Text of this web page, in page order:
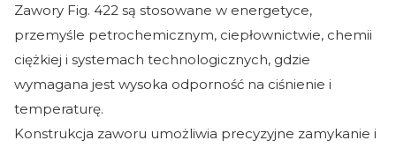
Zawory Fig. 422 są stosowane w energetyce,
przemyśle petrochemicznym, ciepłownictwie, chemii
ciężkiej i systemach technologicznych, gdzie
wymagana jest wysoka odporność na ciśnienie i
temperaturę.
Konstrukcja zaworu umożliwia precyzyjne zamykanie i